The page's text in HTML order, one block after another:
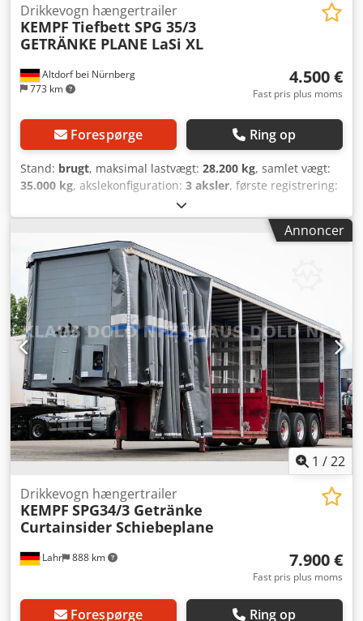
Altdorf bei Nürnberg
773 km
Drikkevogn hængertrailer
KEMPF Tiefbett SPG 35/3
GETRÄNKE PLANE LaSi XL
4.500 €
Fast pris plus moms
Forespørge Ring op
Stand: brugt, maksimal lastvægt: 28.200 kg, samlet vægt:
35.000 kg, akslekonfiguration: 3 aksler, første registrering:
, Modelår * Modelår: 2011 Andre mål og vægte
Csdpfxsyy Eutj Abkjrf * Nyttelast: 28.200 kg * Tilladt
totalvægt: 35.000 kg ----Køretøjets placering: Noris Truck
Center GmbH, 90518 Altdorf bei Nürnberg Forbehold for
fejl og ændringer
Annoncer
1 /22
Lahr 888 km
Drikkevogn hængertrailer
KEMPF SPG34/3 Getränke
Curtainsider Schiebeplane
7.900 €
Fast pris plus moms
Forespørge Ring op